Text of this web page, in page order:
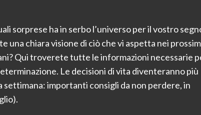
sorprese ha in serbo l’universo per il vostro
una chiara visione di ciò che vi aspetta nei
Qui troverete tutte le informazioni necessarie
Le decisioni di vita diventeranno più
settimana: importanti consigli da non perdere, in